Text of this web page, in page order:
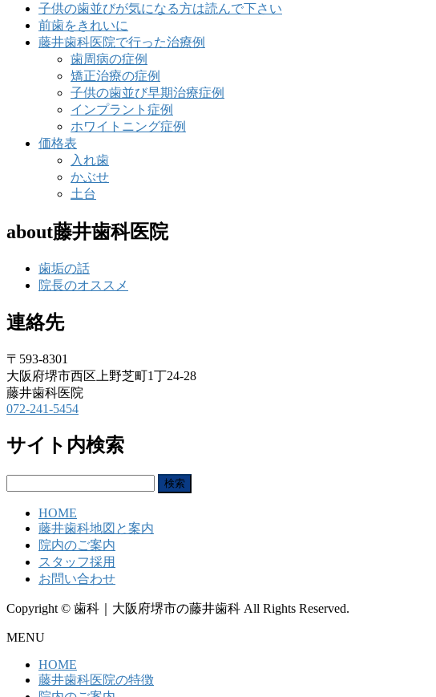
子供の歯並びが気になる方は読んで下さい
前歯をきれいに
藤井歯科医院で行った治療例
歯周病の症例
矯正治療の症例
子供の歯並び早期治療症例
インプラント症例
ホワイトニング症例
価格表
入れ歯
かぶせ
土台
about藤井歯科医院
歯垢の話
院長のオススメ
連絡先
〒593-8301
大阪府堺市西区上野芝町1丁24-28
藤井歯科医院
072-241-5454
サイト内検索
HOME
藤井歯科地図と案内
院内のご案内
スタッフ採用
お問い合わせ
Copyright © 歯科｜大阪府堺市の藤井歯科 All Rights Reserved.
MENU
HOME
藤井歯科医院の特徴